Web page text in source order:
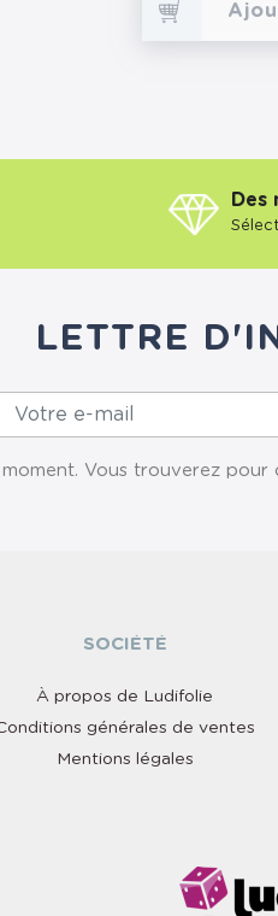
Des
LETTRE
Vous trouverez
SOCIÉTÉ
À propos de Ludifolie
générales de ventes
Mentions légales